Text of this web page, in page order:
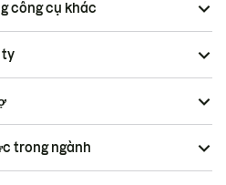
công cụ khác
ty
trong ngành